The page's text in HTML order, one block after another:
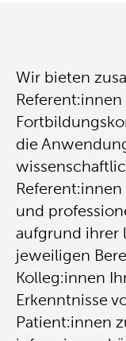
Wir bieten
die
und
aufgrund ihrer
jeweiligen
Kolleg:innen
Erkenntnisse
Patient:innen